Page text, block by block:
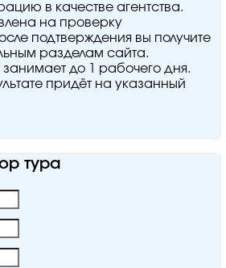
в качестве агентства.
на проверку
подтверждения вы получите
разделам сайта.
до 1 рабочего дня.
придёт на указанный
тура